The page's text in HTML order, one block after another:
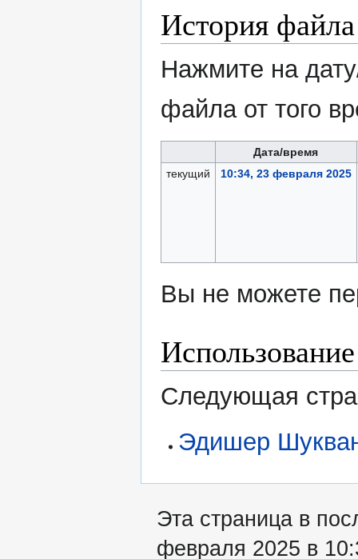
История файла
Нажмите на
файла от того
Дата/время
текущий
10:34, 23 февраля 2025
Вы не можете
Следующая
Эдишер
Эта страница в
февраля 2025 в